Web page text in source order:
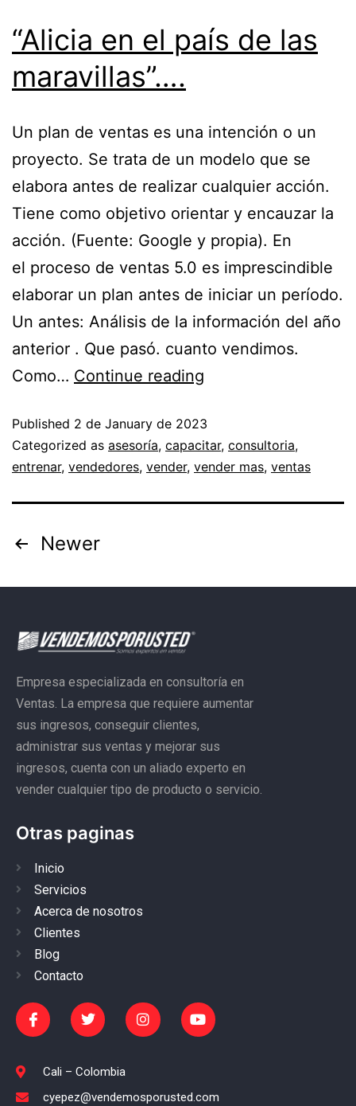
“Alicia en el país de las
maravillas”….
Un plan de ventas es una intención o un
proyecto. Se trata de un modelo que se
elabora antes de realizar cualquier acción.
Tiene como objetivo orientar y encauzar la
acción. (Fuente: Google y propia). En
el proceso de ventas 5.0 es imprescindible
elaborar un plan antes de iniciar un período.
Un antes: Análisis de la información del año
anterior . Que pasó. cuanto vendimos.
Como… Continue reading
Published 2 de January de 2023
Categorized as asesoría, capacitar, consultoria,
entrenar, vendedores, vender, vender mas, ventas
Newer
Empresa especializada en consultoría en
Ventas. La empresa que requiere aumentar
sus ingresos, conseguir clientes,
administrar sus ventas y mejorar sus
ingresos, cuenta con un aliado experto en
vender cualquier tipo de producto o servicio.
Otras paginas
Inicio
Servicios
Acerca de nosotros
Clientes
Blog
Contacto
Cali – Colombia
cyepez@vendemosporusted.com